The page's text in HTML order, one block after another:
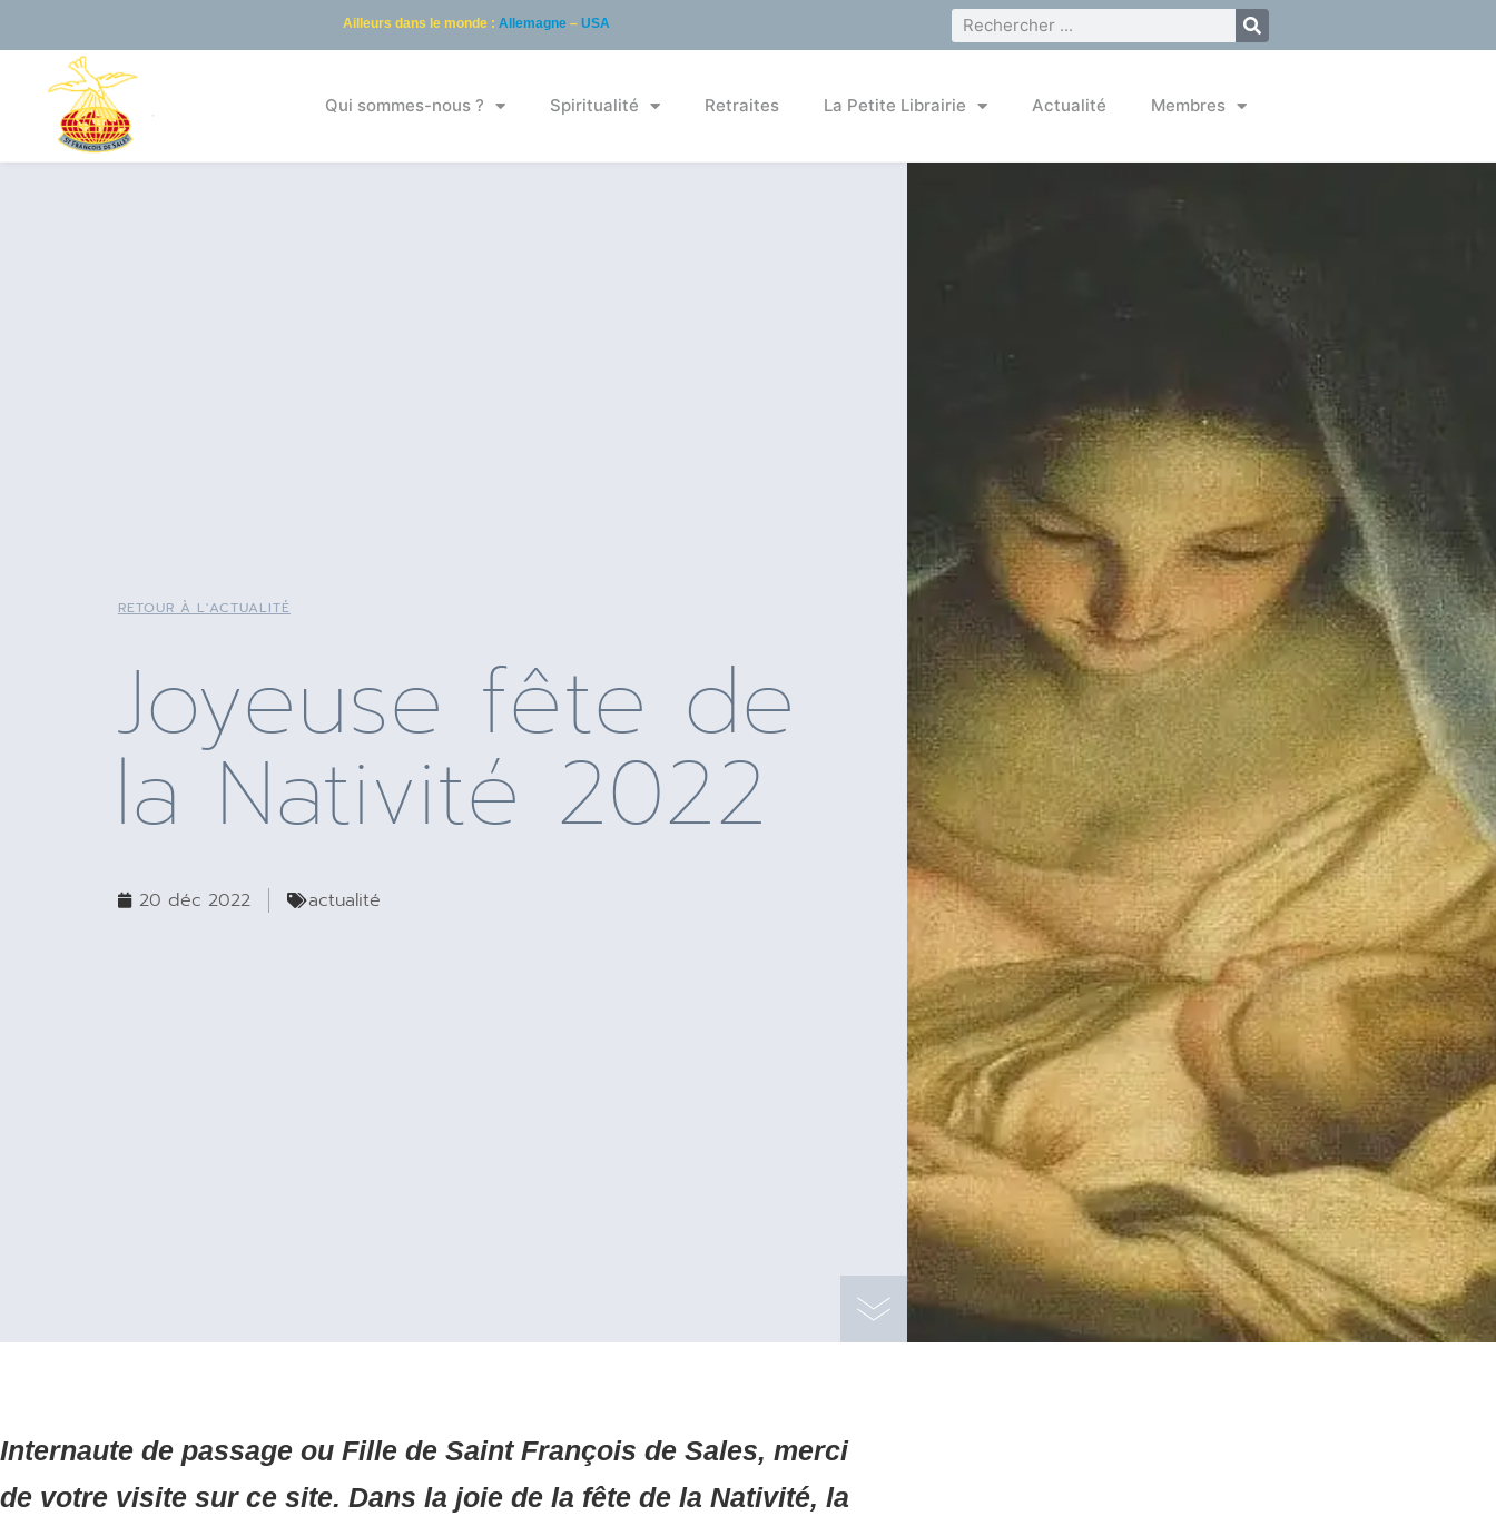
Ailleurs dans le monde : Allemagne– USA
Qui sommes-nous ? Spiritualité Retraites La Petite Librairie Actualité Membres
RETOUR À L'ACTUALITÉ
Joyeuse fête de
la Nativité 2022
20 déc 2022 actualité
Internaute de passage ou Fille de Saint François de Sales, merci
de votre visite sur ce site. Dans la joie de la fête de la Nativité, la